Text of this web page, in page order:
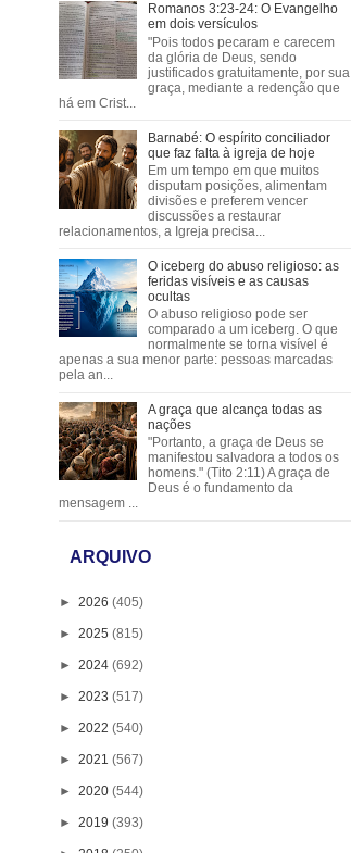
Romanos 3:23-24: O Evangelho
em dois versículos
"Pois todos pecaram e carecem
da glória de Deus, sendo
justificados gratuitamente, por sua
graça, mediante a redenção que
há em Crist...
Barnabé: O espírito conciliador
que faz falta à igreja de hoje
Em um tempo em que muitos
disputam posições, alimentam
divisões e preferem vencer
discussões a restaurar
relacionamentos, a Igreja precisa...
O iceberg do abuso religioso: as
feridas visíveis e as causas
ocultas
O abuso religioso pode ser
comparado a um iceberg. O que
normalmente se torna visível é
apenas a sua menor parte: pessoas marcadas
pela an...
A graça que alcança todas as
nações
"Portanto, a graça de Deus se
manifestou salvadora a todos os
homens." (Tito 2:11) A graça de
Deus é o fundamento da
mensagem ...
ARQUIVO
► 2026 (405)
► 2025 (815)
► 2024 (692)
► 2023 (517)
► 2022 (540)
► 2021 (567)
► 2020 (544)
► 2019 (393)